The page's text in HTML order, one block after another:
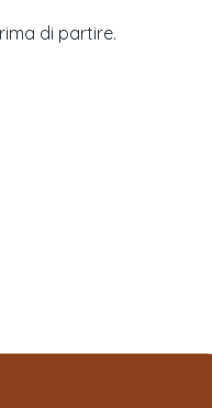
di partire.